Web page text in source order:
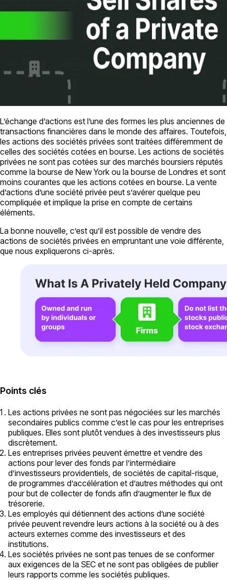
L’échange d’actions est l’une des formes les plus anciennes de
transactions financières dans le monde des affaires. Toutefois,
les actions des sociétés privées sont traitées différemment de
celles des sociétés cotées en bourse. Les actions de sociétés
privées ne sont pas cotées sur des marchés boursiers réputés
comme la bourse de New York ou la bourse de Londres et sont
moins courantes que les actions cotées en bourse. La vente
d’actions d’une société privée peut s’avérer quelque peu
compliquée et implique la prise en compte de certains
éléments.
La bonne nouvelle, c’est qu’il est possible de vendre des
actions de sociétés privées en empruntant une voie différente,
que nous expliquerons ci-après.
Points clés
Les actions privées ne sont pas négociées sur les marchés
secondaires publics comme c’est le cas pour les entreprises
publiques. Elles sont plutôt vendues à des investisseurs plus
discrètement.
Les entreprises privées peuvent émettre et vendre des
actions pour lever des fonds par l’intermédiaire
d’investisseurs providentiels, de sociétés de capital-risque,
de programmes d’accélération et d’autres méthodes qui ont
pour but de collecter de fonds afin d’augmenter le flux de
trésorerie.
Les employés qui détiennent des actions d’une société
privée peuvent revendre leurs actions à la société ou à des
acteurs externes comme des investisseurs et des
institutions.
Les sociétés privées ne sont pas tenues de se conformer
aux exigences de la SEC et ne sont pas obligées de publier
leurs rapports comme les sociétés publiques.